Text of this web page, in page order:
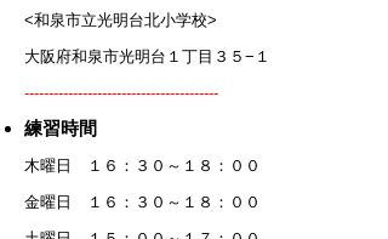
<和泉市立光明台北小学校>
大阪府和泉市光明台１丁目３５−１
​----------------------------------------
練習時間
木曜日 １６：３０～１８：００
金曜日 １６：３０～１８：００